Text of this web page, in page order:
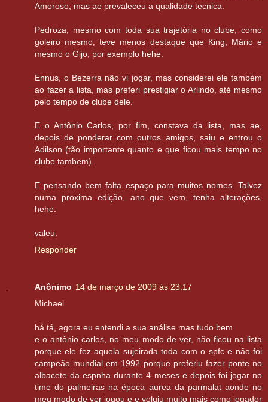
Amoroso, mas ae prevaleceu a qualidade tecnica.
Pedroza, mesmo com toda sua trajetória no clube, como
goleiro mesmo, teve menos destaque que King, Mário e
mesmo o Gijo, por exemplo hehe.
Ennus, o Bezerra não vi jogar, mas considerei ele também
ao fazer a lista, mas preferi prestigiar o Arlindo, até mesmo
pelo tempo de clube dele.
E o Antônio Carlos, por fim, constava da lista, mas ae,
depois de ponderar com outros amigos, saiu e entrou o
Adilson (tão importante quanto e que ficou mais tempo no
clube tambem).
E pensando bem falta espaço para muitos nomes. Talvez
numa proxima edição, ano que vem, tenha alterações,
hehe.
valeu.
Responder
Anônimo 14 de março de 2009 às 23:17
Michael
há tá, agora eu entendi a sua análise mas tudo bem
e o antônio carlos, no meu modo de ver, não ficou na lista
porque ele fez aquela sujeirada toda com o spfc e não foi
campeão mundial em 1992 porque preferiu fazer ponte no
albacete da espnha durante 4 meses e depois foi jogar no
time do palmeiras na época aurea da parmalat aonde no
meu modo de ver jogou e e voluiu muito mais como jogador